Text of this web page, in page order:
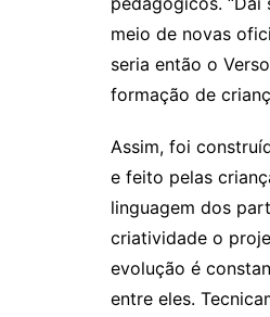
meio de novas
seria então o
formação de
Assim, foi
e feito pelas
linguagem dos
criatividade o
evolução é
entre eles.